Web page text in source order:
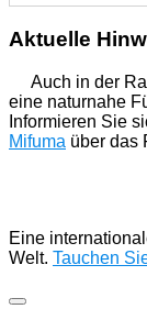
Aktuelle
Auch in der
eine naturnahe
Informieren Sie
Mifuma über das
Eine
Welt. Tauchen